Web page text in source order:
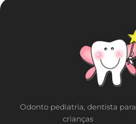
Odonto pediatria, dentista para
crianças